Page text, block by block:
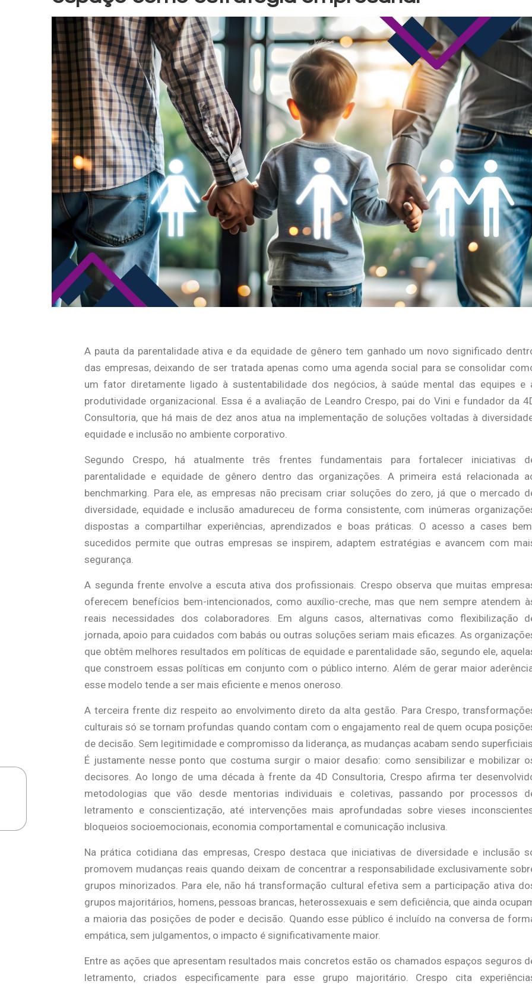
A pauta da parentalidade ativa e da equidade de gênero tem ganhado um novo significado
das empresas, deixando de ser tratada apenas como uma agenda social para se consolidar
um fator diretamente ligado à sustentabilidade dos negócios, à saúde mental das equipes e
produtividade organizacional. Essa é a avaliação de Leandro Crespo, pai do Vini e fundador da
Consultoria, que há mais de dez anos atua na implementação de soluções voltadas à
equidade e inclusão no ambiente corporativo.
Segundo Crespo, há atualmente três frentes fundamentais para fortalecer iniciativas
parentalidade e equidade de gênero dentro das organizações. A primeira está relacionada
benchmarking. Para ele, as empresas não precisam criar soluções do zero, já que o mercado
diversidade, equidade e inclusão amadureceu de forma consistente, com inúmeras
dispostas a compartilhar experiências, aprendizados e boas práticas. O acesso a cases
sucedidos permite que outras empresas se inspirem, adaptem estratégias e avancem com
segurança.
A segunda frente envolve a escuta ativa dos profissionais. Crespo observa que muitas
oferecem benefícios bem-intencionados, como auxílio-creche, mas que nem sempre atendem
reais necessidades dos colaboradores. Em alguns casos, alternativas como flexibilização
jornada, apoio para cuidados com babás ou outras soluções seriam mais eficazes. As
que obtêm melhores resultados em políticas de equidade e parentalidade são, segundo ele,
que constroem essas políticas em conjunto com o público interno. Além de gerar maior
esse modelo tende a ser mais eficiente e menos oneroso.
A terceira frente diz respeito ao envolvimento direto da alta gestão. Para Crespo,
culturais só se tornam profundas quando contam com o engajamento real de quem ocupa
de decisão. Sem legitimidade e compromisso da liderança, as mudanças acabam sendo
É justamente nesse ponto que costuma surgir o maior desafio: como sensibilizar e mobilizar
decisores. Ao longo de uma década à frente da 4D Consultoria, Crespo afirma ter
metodologias que vão desde mentorias individuais e coletivas, passando por processos
letramento e conscientização, até intervenções mais aprofundadas sobre vieses
bloqueios socioemocionais, economia comportamental e comunicação inclusiva.
Na prática cotidiana das empresas, Crespo destaca que iniciativas de diversidade e inclusão
promovem mudanças reais quando deixam de concentrar a responsabilidade exclusivamente
grupos minorizados. Para ele, não há transformação cultural efetiva sem a participação ativa
grupos majoritários, homens, pessoas brancas, heterossexuais e sem deficiência, que ainda
a maioria das posições de poder e decisão. Quando esse público é incluído na conversa de
empática, sem julgamentos, o impacto é significativamente maior.
Entre as ações que apresentam resultados mais concretos estão os chamados espaços seguros
letramento, criados especificamente para esse grupo majoritário. Crespo cita